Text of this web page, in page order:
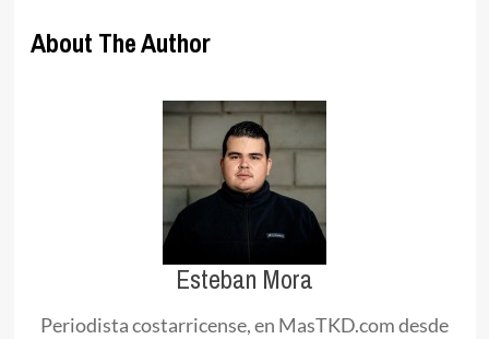
About The Author
Esteban Mora
Periodista costarricense, en MasTKD.com desde